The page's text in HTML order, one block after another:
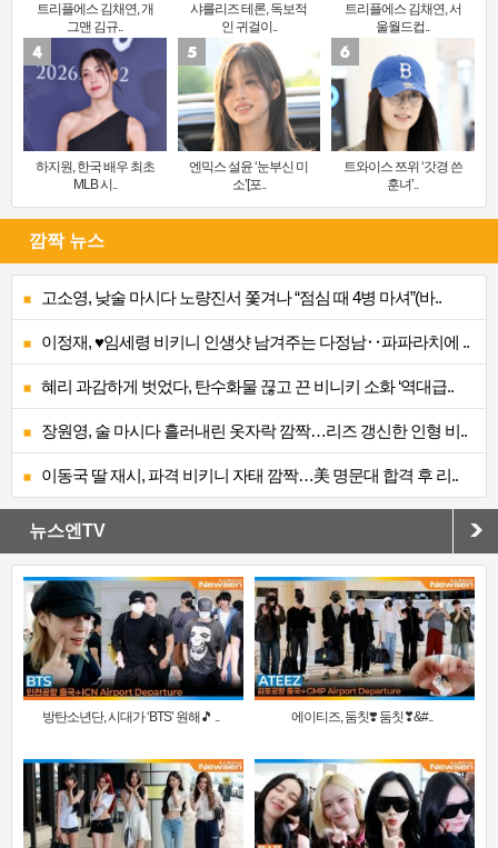
트리플에스 김채연, 개
그맨 김규..
샤를리즈 테론, 독보적
인 귀걸이..
트리플에스 김채연, 서
울월드컵..
하지원, 한국 배우 최초
MLB 시..
엔믹스 설윤 ‘눈부신 미
소’[포..
트와이스 쯔위 ‘갓경 쓴
훈녀’..
깜짝 뉴스
고소영, 낮술 마시다 노량진서 쫓겨나 “점심 때 4병 마셔”(바..
이정재, ♥임세령 비키니 인생샷 남겨주는 다정남‥파파라치에 ..
혜리 과감하게 벗었다, 탄수화물 끊고 끈 비니키 소화 ‘역대급..
장원영, 술 마시다 흘러내린 옷자락 깜짝…리즈 갱신한 인형 비..
이동국 딸 재시, 파격 비키니 자태 깜짝…美 명문대 합격 후 리..
뉴스엔TV
방탄소년단, 시대가 ‘BTS’ 원해🎵 .. 에이티즈, 둠칫❣️ 둠칫❣&#..